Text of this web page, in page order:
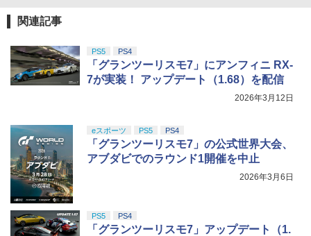
関連記事
PS5 PS4
「グランツーリスモ7」にアンフィニ RX-
7が実装！ アップデート（1.68）を配信
2026年3月12日
eスポーツ PS5 PS4
「グランツーリスモ7」の公式世界大会、
アブダビでのラウンド1開催を中止
2026年3月6日
PS5 PS4
「グランツーリスモ7」アップデート（1.